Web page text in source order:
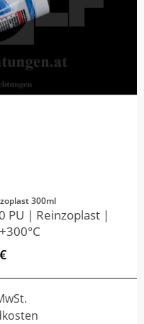
300ml
PU | Reinzoplast |